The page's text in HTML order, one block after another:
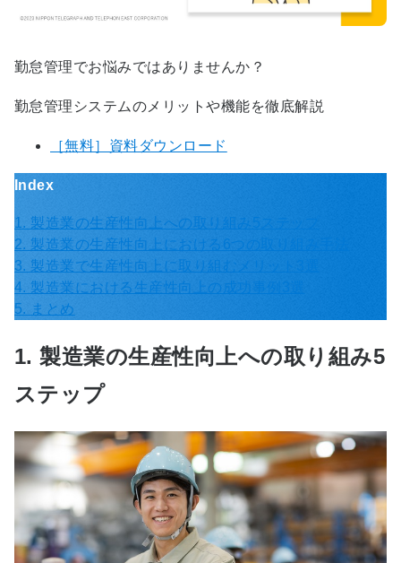
勤怠管理でお悩みではありませんか？
勤怠管理システムのメリットや機能を徹底解説
［無料］資料ダウンロード
Index
1. 製造業の生産性向上への取り組み5ステップ
2. 製造業の生産性向上における6つの取り組み手法
3. 製造業で生産性向上に取り組むメリット3選
4. 製造業における生産性向上の成功事例3選
5. まとめ
1. 製造業の生産性向上への取り組み5
ステップ